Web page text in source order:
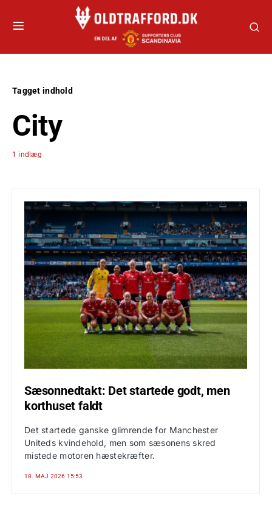
Tagget indhold
City
1 indlæg
Sæsonnedtakt: Det startede godt, men
korthuset faldt
Det startede ganske glimrende for Manchester
Uniteds kvindehold, men som sæsonens skred
mistede motoren hæstekræfter.
18. MAJ 2026 15:53